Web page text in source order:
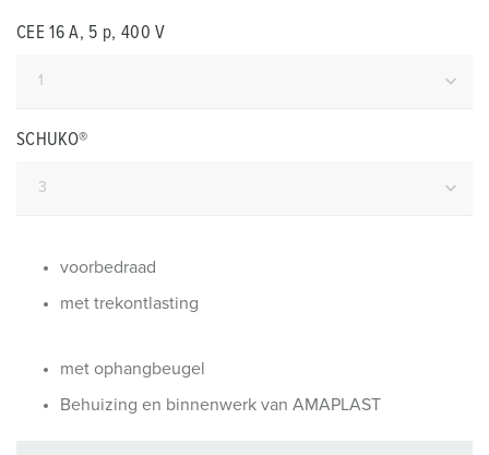
CEE 16 A, 5 p, 400 V
SCHUKO®
voorbedraad
met trekontlasting
met ophangbeugel
Behuizing en binnenwerk van AMAPLAST